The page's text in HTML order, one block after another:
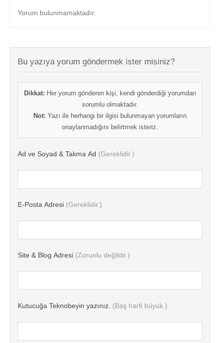
Yorum bulunmamaktadır.
Bu yazıya yorum göndermek ister misiniz?
Dikkat: Her yorum gönderen kişi, kendi gönderdiği yorumdan
sorumlu olmaktadır.
Not: Yazı ile herhangi bir ilgisi bulunmayan yorumların
onaylanmadığını belirtmek isteriz.
Ad ve Soyad & Takma Ad (Gereklidir.)
E-Posta Adresi (Gereklidir.)
Site & Blog Adresi (Zorunlu değildir.)
Kutucuğa Teknobeyin yazınız. (Baş harfi büyük.)